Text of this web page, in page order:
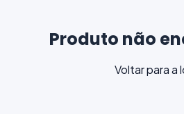
Produto não
Voltar para a